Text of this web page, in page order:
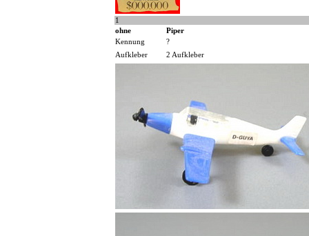
1
ohne
Piper
Kennung
?
Aufkleber
2 Aufkleber